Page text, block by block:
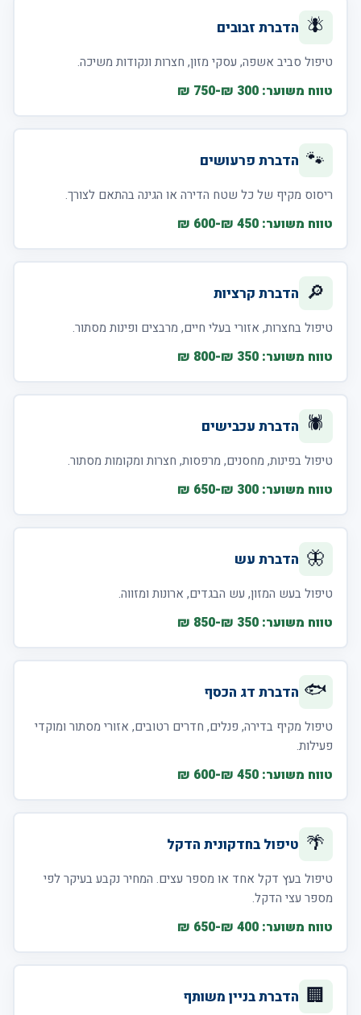
🪰 הדברת זבובים
טיפול סביב אשפה, עסקי מזון, חצרות ונקודות משיכה.
טווח משוער: 300 ₪-750 ₪
🐾 הדברת פרעושים
ריסוס מקיף של כל שטח הדירה או הגינה בהתאם לצורך.
טווח משוער: 450 ₪-600 ₪
🔎 הדברת קרציות
טיפול בחצרות, אזורי בעלי חיים, מרבצים ופינות מסתור.
טווח משוער: 350 ₪-800 ₪
🕷️ הדברת עכבישים
טיפול בפינות, מחסנים, מרפסות, חצרות ומקומות מסתור.
טווח משוער: 300 ₪-650 ₪
🦋 הדברת עש
טיפול בעש המזון, עש הבגדים, ארונות ומזווה.
טווח משוער: 350 ₪-850 ₪
🐟 הדברת דג הכסף
טיפול מקיף בדירה, פנלים, חדרים רטובים, אזורי מסתור ומוקדי
פעילות.
טווח משוער: 450 ₪-600 ₪
🌴 טיפול בחדקונית הדקל
טיפול בעץ דקל אחד או מספר עצים. המחיר נקבע בעיקר לפי
מספר עצי הדקל.
טווח משוער: 400 ₪-650 ₪
🏢 הדברת בניין משותף